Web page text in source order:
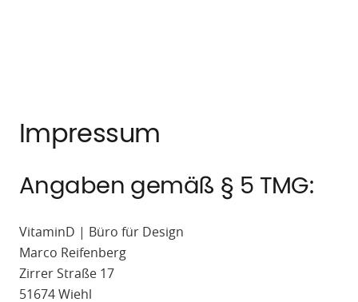
Impressum
Angaben gemäß § 5 TMG:
VitaminD | Büro für Design
Marco Reifenberg
Zirrer Straße 17
51674 Wiehl